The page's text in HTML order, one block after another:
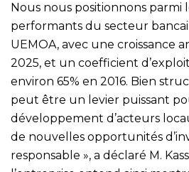
Nous nous positionnons parmi
performants du secteur
UEMOA, avec une croissance
2025, et un coefficient
environ 65% en 2016. Bien
peut être un levier puissant
développement d’acteurs
de nouvelles opportunités
responsable », a déclaré M.